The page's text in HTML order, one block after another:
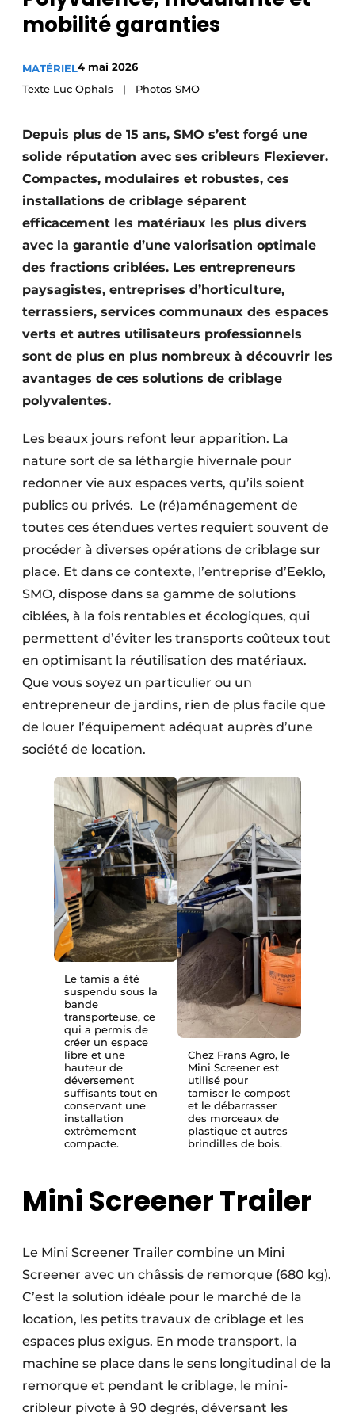
Podcasts
S’inscrire
Termes et conditions
Vidéos
mobilité garanties
MATÉRIEL4 mai 2026
Texte Luc Ophals | Photos SMO
Depuis plus de 15 ans, SMO s’est forgé une
solide réputation avec ses cribleurs Flexiever.
Compactes, modulaires et robustes, ces
installations de criblage séparent
efficacement les matériaux les plus divers
avec la garantie d’une valorisation optimale
des fractions criblées. Les entrepreneurs
paysagistes, entreprises d’horticulture,
terrassiers, services communaux des espaces
verts et autres utilisateurs professionnels
sont de plus en plus nombreux à découvrir les
avantages de ces solutions de criblage
polyvalentes.
Les beaux jours refont leur apparition. La
nature sort de sa léthargie hivernale pour
redonner vie aux espaces verts, qu’ils soient
publics ou privés. Le (ré)aménagement de
toutes ces étendues vertes requiert souvent de
procéder à diverses opérations de criblage sur
place. Et dans ce contexte, l’entreprise d’Eeklo,
SMO, dispose dans sa gamme de solutions
ciblées, à la fois rentables et écologiques, qui
permettent d’éviter les transports coûteux tout
en optimisant la réutilisation des matériaux.
Que vous soyez un particulier ou un
entrepreneur de jardins, rien de plus facile que
de louer l’équipement adéquat auprès d’une
société de location.
Le tamis a été
suspendu sous la
bande
transporteuse, ce
qui a permis de
créer un espace
libre et une
hauteur de
déversement
suffisants tout en
conservant une
installation
extrêmement
compacte.
Chez Frans Agro, le
Mini Screener est
utilisé pour
tamiser le compost
et le débarrasser
des morceaux de
plastique et autres
brindilles de bois.
Mini Screener Trailer
Le Mini Screener Trailer combine un Mini
Screener avec un châssis de remorque (680 kg).
C’est la solution idéale pour le marché de la
location, les petits travaux de criblage et les
espaces plus exigus. En mode transport, la
machine se place dans le sens longitudinal de la
remorque et pendant le criblage, le mini-
cribleur pivote à 90 degrés, déversant les